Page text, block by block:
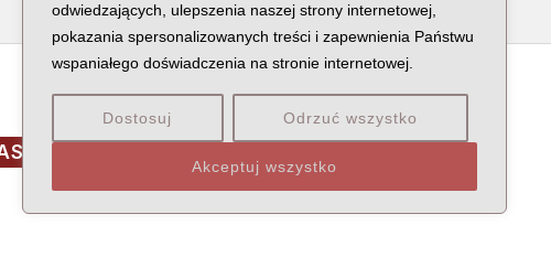
odwiedzających, ulepszenia naszej strony internetowej,
pokazania spersonalizowanych treści i zapewnienia Państwu
wspaniałego doświadczenia na stronie internetowej.
Dostosuj Odrzuć wszystko
Akceptuj wszystko
May Maz